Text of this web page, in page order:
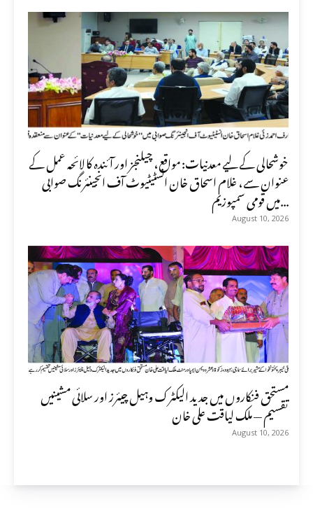
خوشحالی کے لیے معدنیات: مواقع، چیلنجز اور آئندہ کا لائحہ عمل کے
عنوان سے، غلام اسحاق خان انسٹیٹیوٹ آف انجینئرنگ صوابی
میں قومی سمپوزیم...
August 10, 2026
مستحق فنکاروں میں جدید الیکٹرک وہیل چیئرز اور سلائی مشینیں
تقسیم — ملک لیاقت علی خان
August 10, 2026